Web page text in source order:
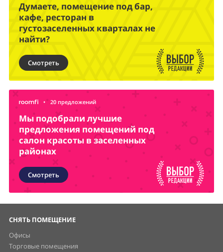
Думаете, помещение под бар,
кафе, ресторан в
густозаселенных кварталах не
найти?
Смотреть
• 20 предложений
Мы подобрали лучшие
предложения помещений под
салон красоты в заселенных
районах
Смотреть
СНЯТЬ ПОМЕЩЕНИЕ
Офисы
Торговые помещения